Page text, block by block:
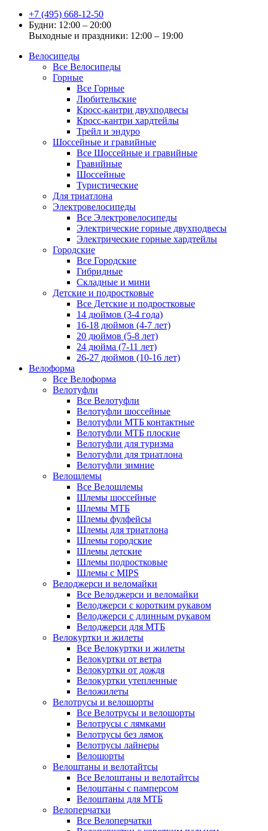
+7 (495) 668-12-50
Будни: 12:00 – 20:00
Выходные и праздники: 12:00 – 19:00
Велосипеды
Все Велосипеды
Горные
Все Горные
Любительские
Кросс-кантри двухподвесы
Кросс-кантри хардтейлы
Трейл и эндуро
Шоссейные и гравийные
Все Шоссейные и гравийные
Гравийные
Шоссейные
Туристические
Для триатлона
Электровелосипеды
Все Электровелосипеды
Электрические горные двухподвесы
Электрические горные хардтейлы
Городские
Все Городские
Гибридные
Складные и мини
Детские и подростковые
Все Детские и подростковые
14 дюймов (3-4 года)
16-18 дюймов (4-7 лет)
20 дюймов (5-8 лет)
24 дюйма (7-11 лет)
26-27 дюймов (10-16 лет)
Велоформа
Все Велоформа
Велотуфли
Все Велотуфли
Велотуфли шоссейные
Велотуфли МТБ контактные
Велотуфли МТБ плоские
Велотуфли для туризма
Велотуфли для триатлона
Велотуфли зимние
Велошлемы
Все Велошлемы
Шлемы шоссейные
Шлемы МТБ
Шлемы фулфейсы
Шлемы для триатлона
Шлемы городские
Шлемы детские
Шлемы подростковые
Шлемы с MIPS
Велоджерси и веломайки
Все Велоджерси и веломайки
Велоджерси с коротким рукавом
Велоджерси с длинным рукавом
Велоджерси для МТБ
Велокуртки и жилеты
Все Велокуртки и жилеты
Велокуртки от ветра
Велокуртки от дождя
Велокуртки утепленные
Веложилеты
Велотрусы и велошорты
Все Велотрусы и велошорты
Велотрусы с лямками
Велотрусы без лямок
Велотрусы лайнеры
Велошорты
Велоштаны и велотайтсы
Все Велоштаны и велотайтсы
Велоштаны с памперсом
Велоштаны для МТБ
Велоперчатки
Все Велоперчатки